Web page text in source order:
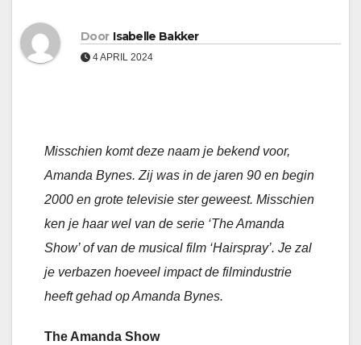
Door Isabelle Bakker
4 APRIL 2024
Misschien komt deze naam je bekend voor,
Amanda Bynes. Zij was in de jaren 90 en begin
2000 en grote televisie ster geweest. Misschien
ken je haar wel van de serie ‘The Amanda
Show’ of van de musical film ‘Hairspray’. Je zal
je verbazen hoeveel impact de filmindustrie
heeft gehad op Amanda Bynes.
The Amanda Show